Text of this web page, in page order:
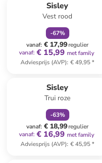
Sisley
Vest rood
-67%
vanaf: € 17,99regulier
vanaf: € 15,99 met family
Adviesprijs (AVP): € 49,95*
Sisley
Trui roze
-63%
vanaf: € 18,99regulier
vanaf: € 16,99 met family
Adviesprijs (AVP): € 45,95*